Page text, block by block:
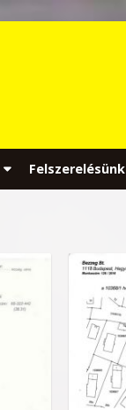
Felszerelésünk